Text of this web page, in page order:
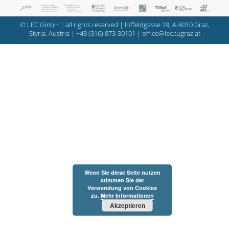
© LEC GmbH | all rights reserved | Inffeldgasse 19, A-8010 Graz,
Styria, Austria | +43 (316) 873-30101 | office@lec.tugraz.at
Wenn Sie diese Seite nutzen
stimmen Sie der
Verwendung von Cookies
zu. Mehr Informationen
Akzeptieren